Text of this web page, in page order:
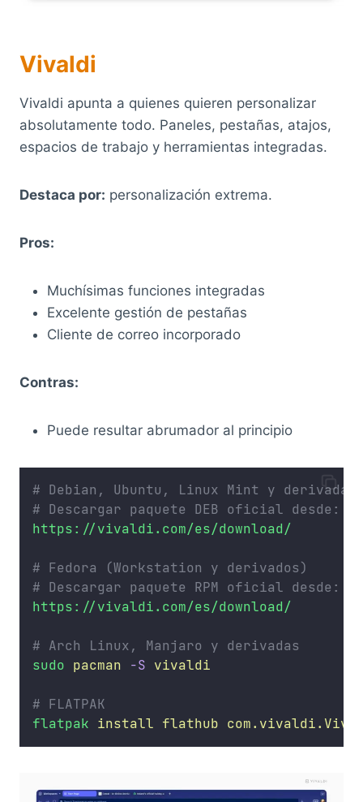
Vivaldi
Vivaldi apunta a quienes quieren personalizar
absolutamente todo. Paneles, pestañas, atajos,
espacios de trabajo y herramientas integradas.
Destaca por: personalización extrema.
Pros:
Muchísimas funciones integradas
Excelente gestión de pestañas
Cliente de correo incorporado
Contras:
Puede resultar abrumador al principio
# Debian, Ubuntu, Linux Mint y derivadas
# Descargar paquete DEB oficial desde:
https://vivaldi.com/es/download/
# Fedora (Workstation y derivados)
# Descargar paquete RPM oficial desde:
https://vivaldi.com/es/download/
# Arch Linux, Manjaro y derivadas
sudo pacman -S vivaldi
# FLATPAK
flatpak install flathub